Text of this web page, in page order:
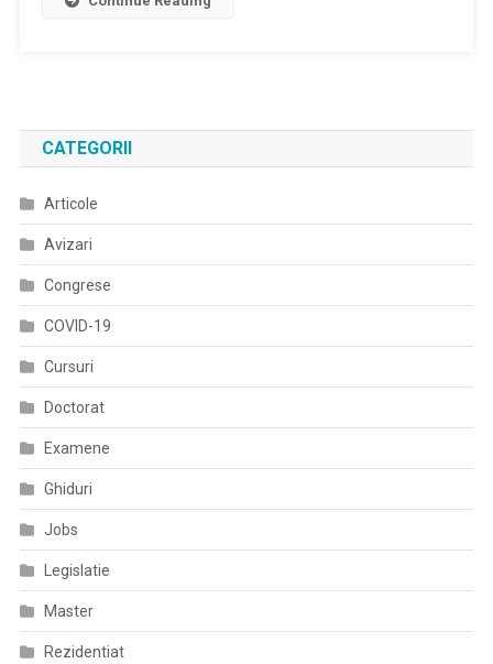
Lipsă
Ceea
Reglementările
CATEGORII
Articole
Avizari
Congrese
COVID-19
Cursuri
Doctorat
Examene
Ghiduri
Jobs
Legislatie
Master
Rezidentiat